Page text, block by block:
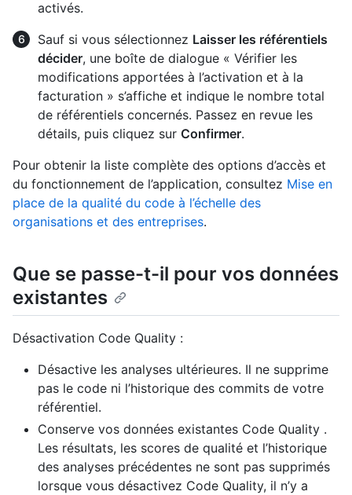
activés.
Sauf si vous sélectionnez Laisser les référentiels
décider, une boîte de dialogue « Vérifier les
modifications apportées à l’activation et à la
facturation » s’affiche et indique le nombre total
de référentiels concernés. Passez en revue les
détails, puis cliquez sur Confirmer.
Pour obtenir la liste complète des options d’accès et
du fonctionnement de l’application, consultez Mise en
place de la qualité du code à l’échelle des
organisations et des entreprises.
Que se passe-t-il pour vos données
existantes
Désactivation Code Quality :
Désactive les analyses ultérieures. Il ne supprime
pas le code ni l’historique des commits de votre
référentiel.
Conserve vos données existantes Code Quality .
Les résultats, les scores de qualité et l’historique
des analyses précédentes ne sont pas supprimés
lorsque vous désactivez Code Quality, il n’y a